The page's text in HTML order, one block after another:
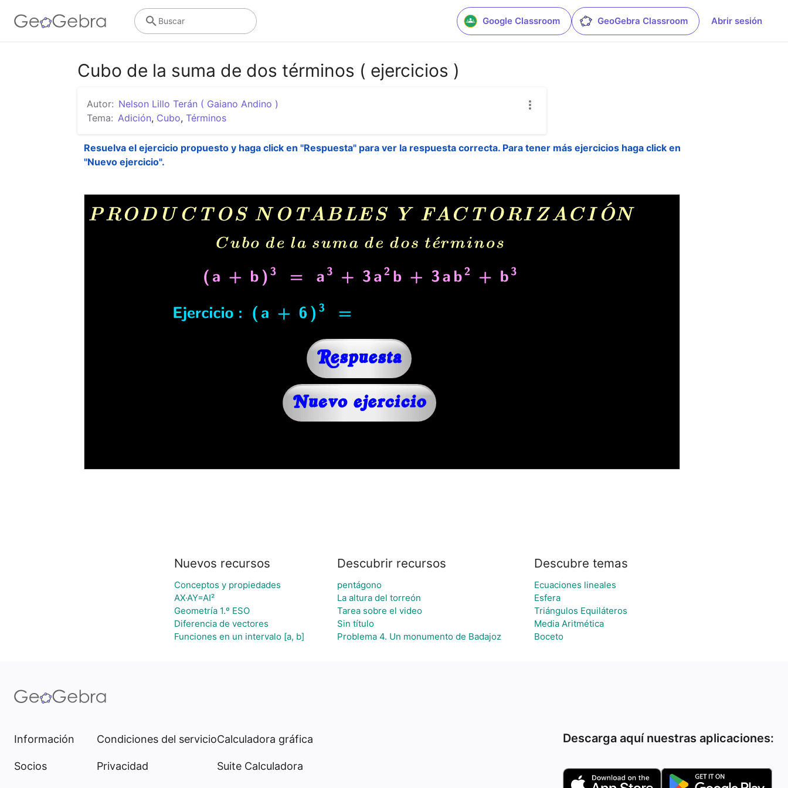
Google Classroom GeoGebra Classroom Abrir sesión
Buscar
Cubo de la suma de dos términos ( ejercicios )
Autor: Nelson Lillo Terán ( Gaiano Andino )
Tema: Adición, Cubo, Términos
Resuelva el ejercicio propuesto y haga click en "Respuesta" para ver la respuesta correcta. Para tener más ejercicios haga click en
"Nuevo ejercicio".
Nuevos recursos
Conceptos y propiedades
AX·AY=AI²
Geometría 1.º ESO
Diferencia de vectores
Funciones en un intervalo [a, b]
Descubrir recursos
pentágono
La altura del torreón
Tarea sobre el video
Sin título
Problema 4. Un monumento de Badajoz
Descubre temas
Ecuaciones lineales
Esfera
Triángulos Equiláteros
Media Aritmética
Boceto
Información
Socios
Condiciones del servicio
Privacidad
Calculadora gráfica
Suite Calculadora
Descarga aquí nuestras aplicaciones: